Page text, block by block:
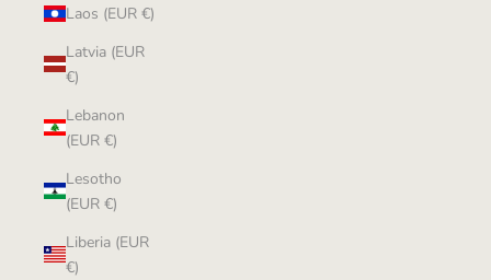
Laos (EUR €)
Latvia (EUR
€)
Lebanon
(EUR €)
Lesotho
(EUR €)
Liberia (EUR
€)